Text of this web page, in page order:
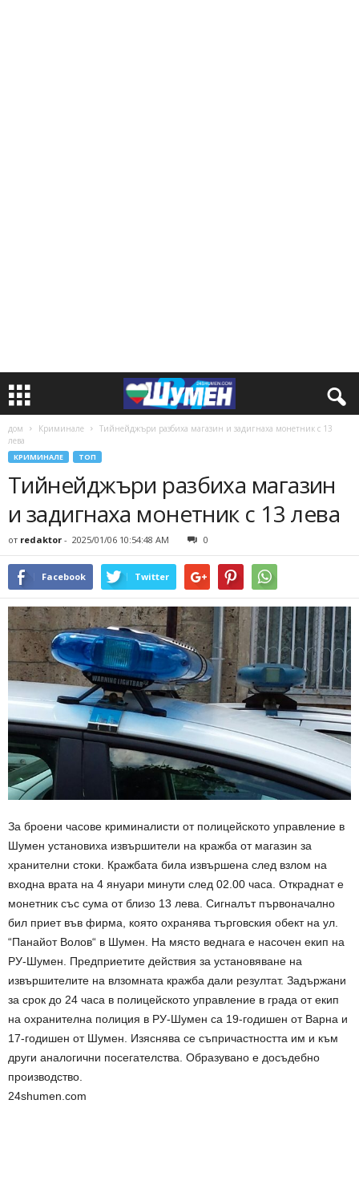
дом Криминале
Тийнейджъри разбиха магазин и задигнаха монетник с 13
лева
КРИМИНАЛЕ ТОП
Тийнейджъри разбиха магазин
и задигнаха монетник с 13 лева
от redaktor - 2025/01/06 10:54:48 AM 0
Facebook Twitter
За броени часове криминалисти от полицейското управление в
Шумен установиха извършители на кражба от магазин за
хранителни стоки. Кражбата била извършена след взлом на
входна врата на 4 януари минути след 02.00 часа. Откраднат е
монетник със сума от близо 13 лева. Сигналът първоначално
бил приет във фирма, която охранява търговския обект на ул.
“Панайот Волов“ в Шумен. На място веднага е насочен екип на
РУ-Шумен. Предприетите действия за установяване на
извършителите на влзомната кражба дали резултат. Задържани
за срок до 24 часа в полицейското управление в града от екип
на охранителна полиция в РУ-Шумен са 19-годишен от Варна и
17-годишен от Шумен. Изяснява се съпричастността им и към
други аналогични посегателства. Образувано е досъдебно
производство.
24shumen.com